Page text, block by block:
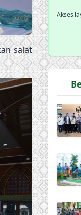
salat
Akses